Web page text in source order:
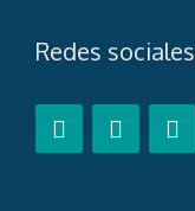
Redes sociales